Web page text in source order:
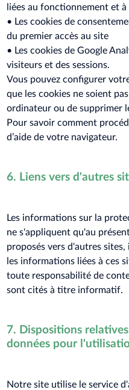
liées au fonctionnement et
• Les cookies de
du premier accès au site
• Les cookies de Google
visiteurs et des sessions.
Vous pouvez configurer
que les cookies ne soient
ordinateur ou de supprimer
Pour savoir comment
d’aide de votre navigateur.
6. Liens vers d'autres
Les informations sur la
ne s'appliquent qu'au
proposés vers d'autres
les informations liées à ces
toute responsabilité de
sont cités à titre informatif.
7. Dispositions
données pour
Notre site utilise le service